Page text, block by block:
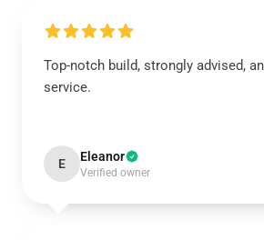
Top-notch build, strongly advised,
service.
E Eleanor
Verified owner